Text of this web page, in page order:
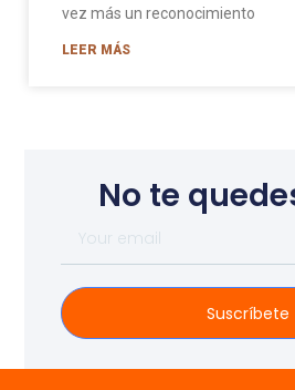
vez más un reconocimiento
LEER MÁS
No te
Suscríbete